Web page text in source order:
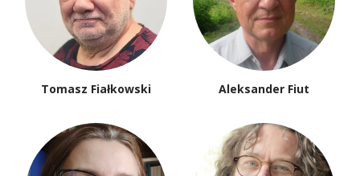
Tomasz Fiałkowski Aleksander Fiut